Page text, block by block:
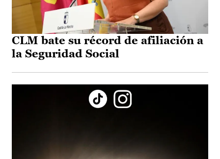
CLM bate su récord de afiliación a
la Seguridad Social